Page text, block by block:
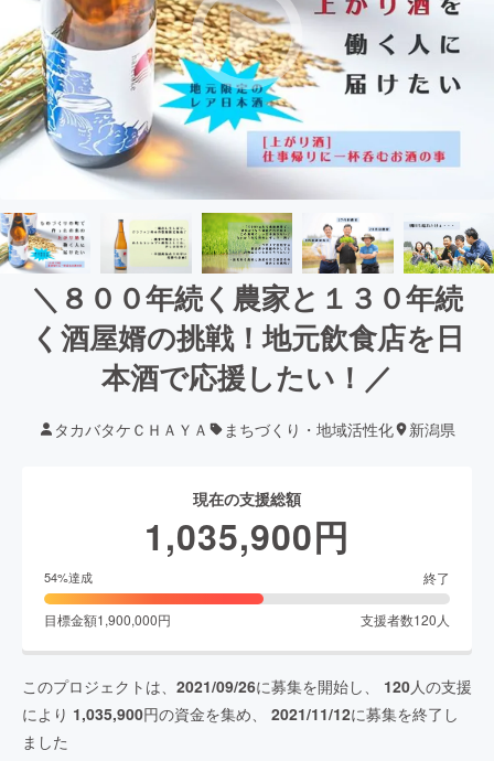
＼８００年続く農家と１３０年続
く酒屋婿の挑戦！地元飲食店を日
本酒で応援したい！／
タカバタケＣＨＡＹＡ まちづくり・地域活性化 新潟県
現在の支援総額
1,035,900円
54%達成 終了
目標金額1,900,000円 支援者数120 人
このプロジェクトは、 2021/09/26に募集を開始し、 120人の支援
により 1,035,900円の資金を集め、 2021/11/12に募集を終了し
ました